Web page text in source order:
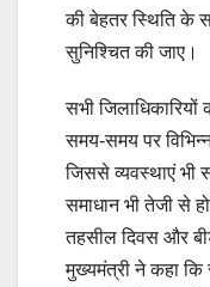
की बेहतर स्थिति के
सुनिश्चित की जाए।
सभी जिलाधिकारियों
समय-समय पर
जिससे व्यवस्थाएं भी
समाधान भी तेजी से
तहसील दिवस और
मुख्यमंत्री ने कहा कि